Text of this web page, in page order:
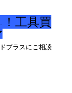
工具買
プラスにご相談